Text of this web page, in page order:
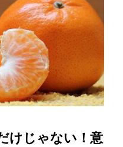
けじゃない！意